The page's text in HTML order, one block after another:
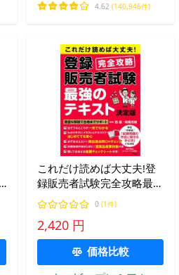
4.62 (140,946件)
これだけ読めば大丈夫!登
録販売者試験完全攻略最強
のテキスト/西基/高橋茂樹
0 (1件)
2,420 円
価格比較